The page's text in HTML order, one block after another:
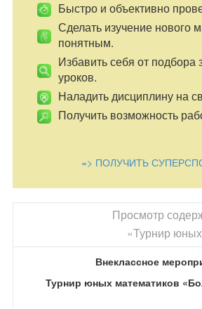
Быстро и объективно
Сделать изучение нового
понятным.
Избавить себя от подбора
уроков.
Наладить дисциплину на
Получить возможность
=> ПОЛУЧИТЬ
Просмотр
«Турнир
Внеклассное
Турнир юных математиков